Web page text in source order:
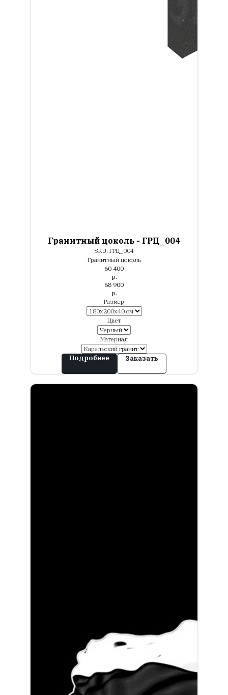
Гранитный цоколь - ГРЦ_004
SKU: ГРЦ_004
Гранитный цоколь
60 400
р.
68 900
р.
Размер
Цвет
Материал
Подробнее Заказать